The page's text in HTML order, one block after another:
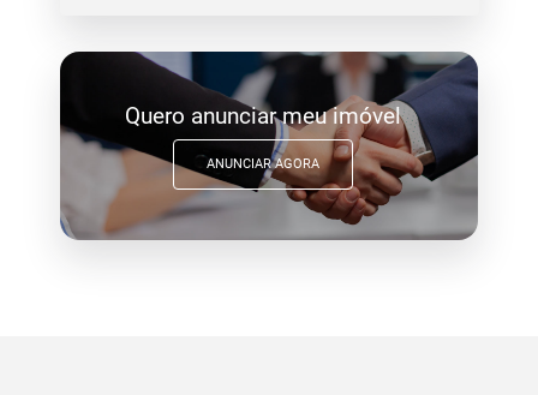
Quero anunciar meu imóvel
ANUNCIAR AGORA